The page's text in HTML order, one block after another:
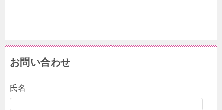
お問い合わせ
氏名